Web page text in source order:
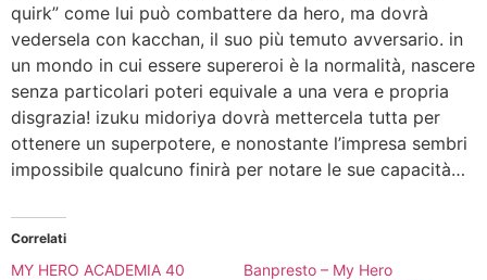
quirk” come lui può combattere da hero, ma dovrà
vedersela con kacchan, il suo più temuto avversario. in
un mondo in cui essere supereroi è la normalità, nascere
senza particolari poteri equivale a una vera e propria
disgrazia! izuku midoriya dovrà mettercela tutta per
ottenere un superpotere, e nonostante l’impresa sembri
impossibile qualcuno finirà per notare le sue capacità…
Correlati
MY HERO ACADEMIA 40
Banpresto – My Hero